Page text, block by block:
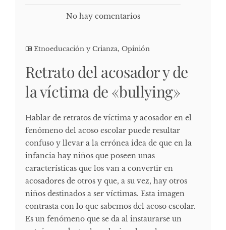
No hay comentarios
Etnoeducación y Crianza, Opinión
Retrato del acosador y de
la víctima de «bullying»
Hablar de retratos de víctima y acosador en el
fenómeno del acoso escolar puede resultar
confuso y llevar a la errónea idea de que en la
infancia hay niños que poseen unas
características que los van a convertir en
acosadores de otros y que, a su vez, hay otros
niños destinados a ser víctimas. Esta imagen
contrasta con lo que sabemos del acoso escolar.
Es un fenómeno que se da al instaurarse un